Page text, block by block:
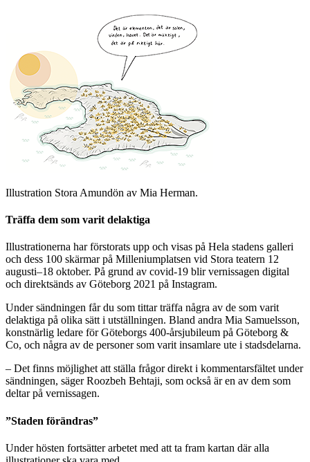
Illustration Stora Amundön av Mia Herman.
Träffa dem som varit delaktiga
Illustrationerna har förstorats upp och visas på Hela stadens galleri
och dess 100 skärmar på Milleniumplatsen vid Stora teatern 12
augusti–18 oktober. På grund av covid-19 blir vernissagen digital
och direktsänds av Göteborg 2021 på Instagram.
Under sändningen får du som tittar träffa några av de som varit
delaktiga på olika sätt i utställningen. Bland andra Mia Samuelsson,
konstnärlig ledare för Göteborgs 400-årsjubileum på Göteborg &
Co, och några av de personer som varit insamlare ute i stadsdelarna.
– Det finns möjlighet att ställa frågor direkt i kommentarsfältet under
sändningen, säger Roozbeh Behtaji, som också är en av dem som
deltar på vernissagen.
”Staden förändras”
Under hösten fortsätter arbetet med att ta fram kartan där alla